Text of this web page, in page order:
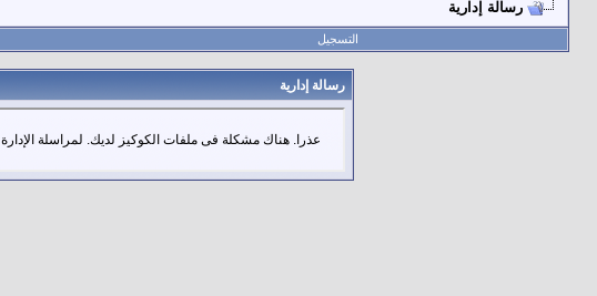
رسالة إدارية
التسجيل
رسالة إدارية
عذرا. هناك مشكلة فى ملفات الكوكيز لديك. لمراسلة الإدارة